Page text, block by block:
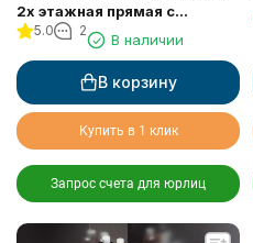
2х этажная прямая с
пластиком 75762
5.0 2
В наличии
В корзину
Купить в 1 клик
Запрос счета для юрлиц